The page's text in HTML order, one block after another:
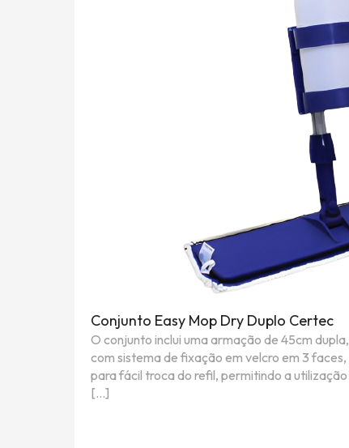
Conjunto Easy Mop Dry Duplo Certec
O conjunto inclui uma armação de 45cm dupla,
com sistema de fixação em velcro em 3 faces,
para fácil troca do refil, permitindo a utilização
[…]